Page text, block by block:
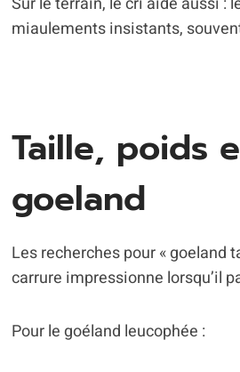
miaulements insistants,
Taille, poids
goeland
Les recherches pour « goeland
carrure impressionne lorsqu’il
Pour le goéland leucophée :